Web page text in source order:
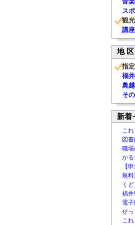
ス
観
講
地 区
指
福
奥
そ
新着
こ
図
職
か
【
無
く
福
電
せ
こ